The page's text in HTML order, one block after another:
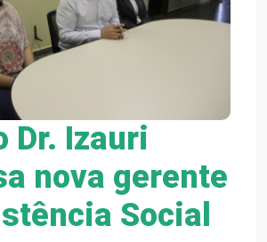
Dr. Izauri
nova gerente
Social